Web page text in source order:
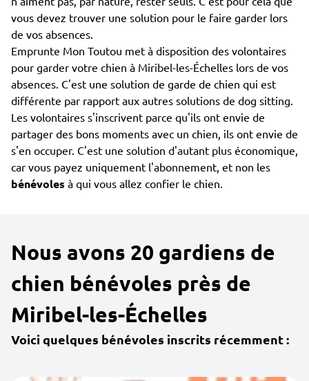
vous devez trouver une solution pour le faire garder lors
de vos absences.
Emprunte Mon Toutou met à disposition des volontaires
pour garder votre chien à Miribel-les-Échelles lors de vos
absences. C'est une solution de garde de chien qui est
différente par rapport aux autres solutions de dog sitting.
Les volontaires s'inscrivent parce qu'ils ont envie de
partager des bons moments avec un chien, ils ont envie de
s'en occuper. C'est une solution d'autant plus économique,
car vous payez uniquement l'abonnement, et non les
bénévoles à qui vous allez confier le chien.
Nous avons 20 gardiens de
chien bénévoles près de
Miribel-les-Échelles
Voici quelques bénévoles inscrits récemment :